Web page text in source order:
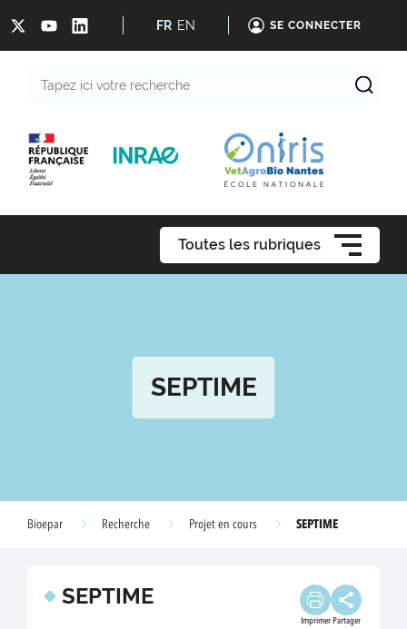
FR EN SE CONNECTER
Toutes les rubriques
SEPTIME
Bioepar Recherche Projet en cours SEPTIME
SEPTIME
Imprimer Partager